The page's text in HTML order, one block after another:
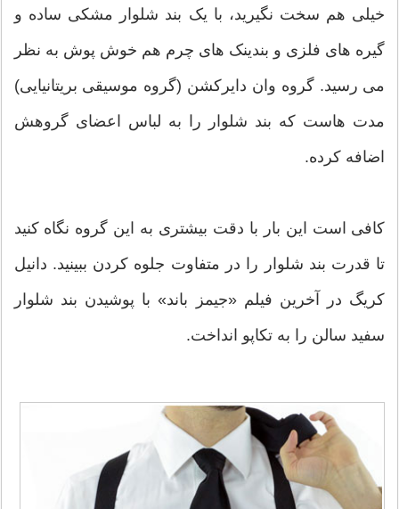
خیلی هم سخت نگیرید، با یک بند شلوار مشکی ساده و
گیره های فلزی و بندینک های چرم هم خوش پوش به نظر
می رسید. گروه وان دایرکشن (گروه موسیقی بریتانیایی)
مدت هاست که بند شلوار را به لباس اعضای گروهش
اضافه کرده.
کافی است این بار با دقت بیشتری به این گروه نگاه کنید
تا قدرت بند شلوار را در متفاوت جلوه کردن ببینید. دانیل
کریگ در آخرین فیلم «جیمز باند» با پوشیدن بند شلوار
سفید سالن را به تکاپو انداخت.